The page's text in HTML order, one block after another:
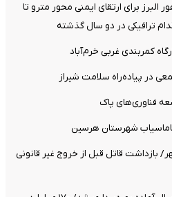
برای ارتقای ایمنی محور مترو تا
کمربندی غربی خرم‌آباد
فناوری‌های پاک
بازداشت قاتل قبل از خروج غیر قانونی